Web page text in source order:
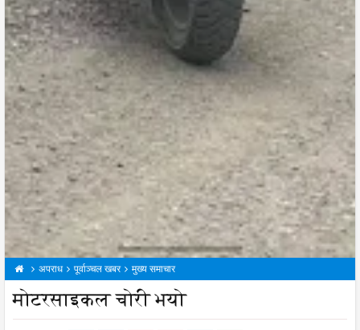
अपराध पूर्वाञ्चल खबर मुख्य समाचार
मोटरसाइकल चोरी भयो